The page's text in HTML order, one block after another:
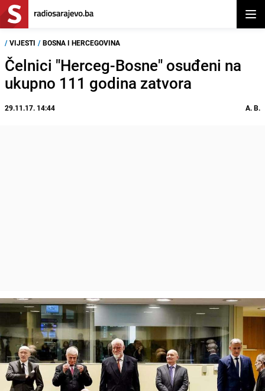
/ VIJESTI / BOSNA I HERCEGOVINA
Čelnici "Herceg-Bosne" osuđeni na
ukupno 111 godina zatvora
29.11.17. 14:44 A. B.